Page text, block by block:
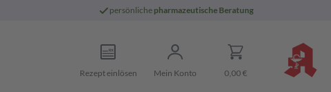
persönliche pharmazeutische Beratung
Rezept einlösen Mein Konto 0,00 €